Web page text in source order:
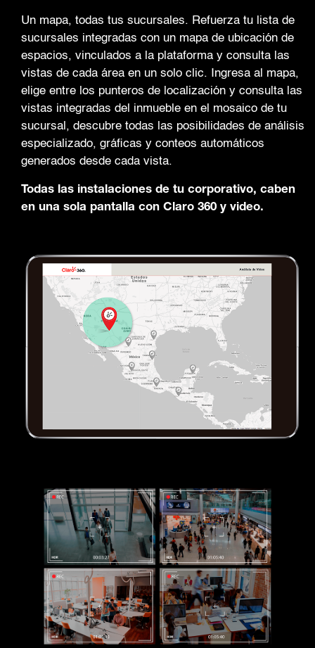
Un mapa, todas tus sucursales. Refuerza tu lista de
sucursales integradas con un mapa de ubicación de
espacios, vinculados a la plataforma y consulta las
vistas de cada área en un solo clic. Ingresa al mapa,
elige entre los punteros de localización y consulta las
vistas integradas del inmueble en el mosaico de tu
sucursal, descubre todas las posibilidades de análisis
especializado, gráficas y conteos automáticos
generados desde cada vista.
Todas las instalaciones de tu corporativo, caben
en una sola pantalla con Claro 360 y video.